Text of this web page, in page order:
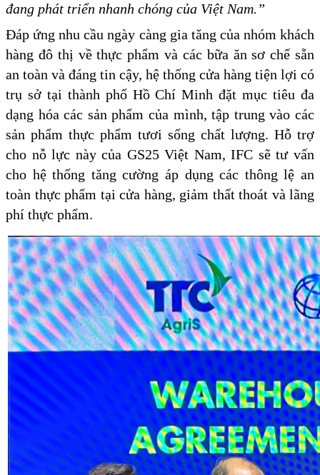
đang phát triển nhanh chóng của Việt Nam.”
Đáp ứng nhu cầu ngày càng gia tăng của nhóm khách
hàng đô thị về thực phẩm và các bữa ăn sơ chế sẵn
an toàn và đáng tin cậy, hệ thống cửa hàng tiện lợi có
trụ sở tại thành phố Hồ Chí Minh đặt mục tiêu đa
dạng hóa các sản phẩm của mình, tập trung vào các
sản phẩm thực phẩm tươi sống chất lượng. Hỗ trợ
cho nỗ lực này của GS25 Việt Nam, IFC sẽ tư vấn
cho hệ thống tăng cường áp dụng các thông lệ an
toàn thực phẩm tại cửa hàng, giảm thất thoát và lãng
phí thực phẩm.